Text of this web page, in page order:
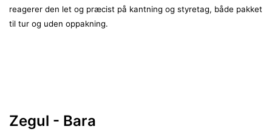
reagerer den let og præcist på kantning og styretag, både pakket
til tur og uden oppakning.
Zegul - Bara